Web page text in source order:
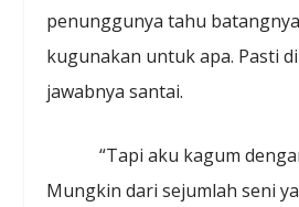
penunggunya tahu
kugunakan untuk apa. Pasti
jawabnya santai.
“Tapi aku kagum
Mungkin dari sejumlah seni